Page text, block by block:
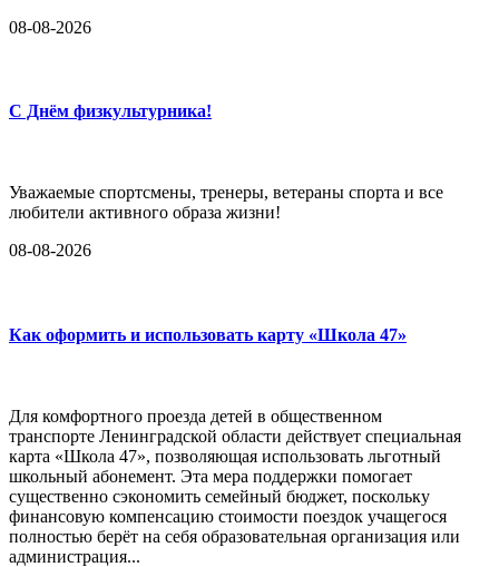
08-08-2026
С Днём физкультурника!
Уважаемые спортсмены, тренеры, ветераны спорта и все
любители активного образа жизни!
08-08-2026
Как оформить и использовать карту «Школа 47»
Для комфортного проезда детей в общественном
транспорте Ленинградской области действует специальная
карта «Школа 47», позволяющая использовать льготный
школьный абонемент. Эта мера поддержки помогает
существенно сэкономить семейный бюджет, поскольку
финансовую компенсацию стоимости поездок учащегося
полностью берёт на себя образовательная организация или
администрация...